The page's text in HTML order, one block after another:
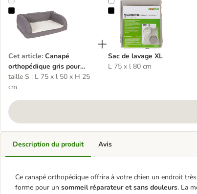
Canapé orthopédique gris pour chien
Cet article: Canapé
orthopédique gris pour
chien
taille S : L 75 x l 50 x H 25
cm
Sac de lavage XL
Sac de lavage XL
L 75 x l 80 cm
Description du produit
Ce canapé orthopédique offrira à votre chien un endroit
forme pour un sommeil réparateur et sans douleurs. La
Avis